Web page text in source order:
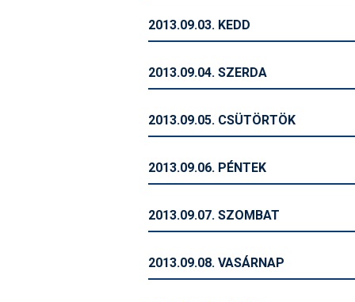
2013.09.03. KEDD
2013.09.04. SZERDA
2013.09.05. CSÜTÖRTÖK
2013.09.06. PÉNTEK
2013.09.07. SZOMBAT
2013.09.08. VASÁRNAP